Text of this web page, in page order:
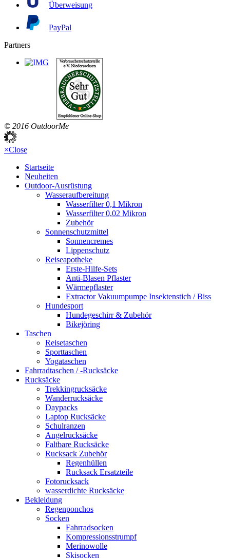
Überweisung
PayPal
Partners
© 2016 OutdoorMe
×Close
Startseite
Neuheiten
Outdoor-Ausrüstung
Wasseraufbereitung
Wasserfilter 0,1 Mikron
Wasserfilter 0,02 Mikron
Zubehör
Sonnenschutzmittel
Sonnencremes
Lippenschutz
Reiseapotheke
Erste-Hilfe-Sets
Anti-Blasen Pflaster
Wärmepflaster
Extractor Vakuumpumpe Insektenstich / Biss
Hundesport
Hundegeschirr & Zubehör
Bikejöring
Taschen
Reisetaschen
Sporttaschen
Yogataschen
Fahrradtaschen / -Rucksäcke
Rucksäcke
Trekkingrucksäcke
Wanderrucksäcke
Daypacks
Laptop Rucksäcke
Schulranzen
Angelrucksäcke
Faltbare Rucksäcke
Rucksack Zubehör
Regenhüllen
Rucksack Ersatzteile
Fotorucksack
wasserdichte Rucksäcke
Bekleidung
Regenponchos
Socken
Fahrradsocken
Kompressionsstrumpf
Merinowolle
Skisocken